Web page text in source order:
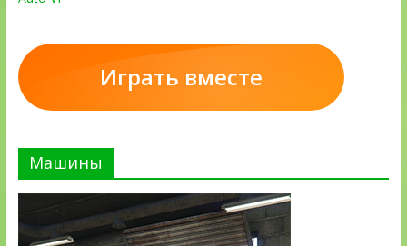
Играть вместе
Машины